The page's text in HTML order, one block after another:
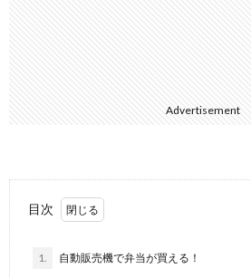
Advertisement
目次
1. 自動販売機で弁当が買える！